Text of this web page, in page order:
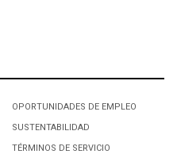
OPORTUNIDADES DE EMPLEO
SUSTENTABILIDAD
TÉRMINOS DE SERVICIO